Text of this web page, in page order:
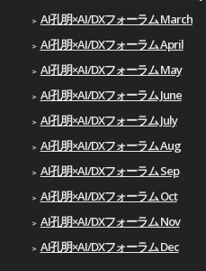
AI孔明×AI/DXフォーラム March
AI孔明×AI/DXフォーラム April
AI孔明×AI/DXフォーラム May
AI孔明×AI/DXフォーラム June
AI孔明×AI/DXフォーラム July
AI孔明×AI/DXフォーラム Aug
AI孔明×AI/DXフォーラム Sep
AI孔明×AI/DXフォーラム Oct
AI孔明×AI/DXフォーラム Nov
AI孔明×AI/DXフォーラム Dec